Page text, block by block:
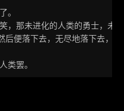
。
，那未进化的人类的勇士，未
后便落下去，无尽地落下去，
类罢。